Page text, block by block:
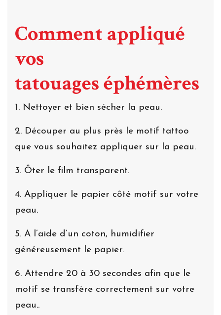
Comment appliqué
vos
tatouages éphémères
1. Nettoyer et bien sécher la peau.
2. Découper au plus près le motif tattoo
que vous souhaitez appliquer sur la peau.
3. Ôter le film transparent.
4. Appliquer le papier côté motif sur votre
peau.
5. A l’aide d’un coton, humidifier
généreusement le papier.
6. Attendre 20 à 30 secondes afin que le
motif se transfère correctement sur votre
peau..